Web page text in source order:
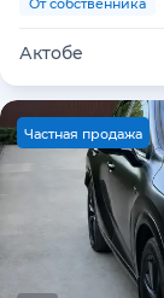
От собственника
Актобе
Частная продажа